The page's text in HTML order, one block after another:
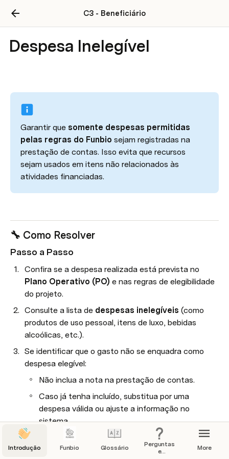
C3 - Beneficiário
Despesa Inelegível
Garantir que somente despesas permitidas
pelas regras do Funbio sejam registradas na
prestação de contas. Isso evita que recursos
sejam usados em itens não relacionados às
atividades financiadas.
🔧 Como Resolver
Passo a Passo
Plano Operativo (PO) e nas regras de elegibilidade
do projeto.
Consulte a lista de despesas inelegíveis (como
produtos de uso pessoal, itens de luxo, bebidas
alcoólicas, etc.).
Se identificar que o gasto não se enquadra como
despesa elegível:
Não inclua a nota na prestação de contas.
Caso já tenha incluído, substitua por uma
despesa válida ou ajuste a informação no
sistema.
Se ainda assim precisar justificar:
Explique detalhadamente no sistema o motivo
Introdução Funbio Glossário
Perguntas
e
More